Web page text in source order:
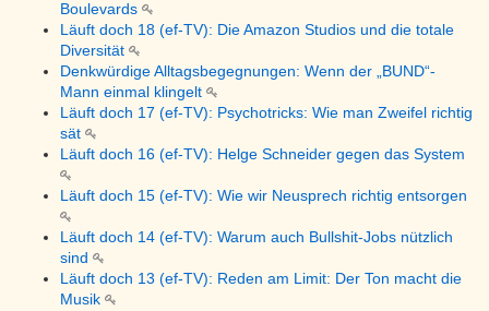
Boulevards
Läuft doch 18 (ef-TV): Die Amazon Studios und die totale
Diversität
Denkwürdige Alltagsbegegnungen: Wenn der „BUND“-
Mann einmal klingelt
Läuft doch 17 (ef-TV): Psychotricks: Wie man Zweifel richtig
sät
Läuft doch 16 (ef-TV): Helge Schneider gegen das System
Läuft doch 15 (ef-TV): Wie wir Neusprech richtig entsorgen
Läuft doch 14 (ef-TV): Warum auch Bullshit-Jobs nützlich
sind
Läuft doch 13 (ef-TV): Reden am Limit: Der Ton macht die
Musik